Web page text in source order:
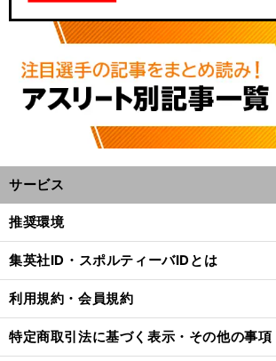
サービス
推奨環境
集英社ID・スポルティーバIDとは
利用規約・会員規約
特定商取引法に基づく表示・その他の事項